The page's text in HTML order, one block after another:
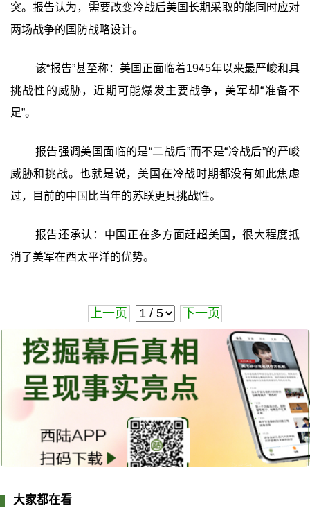
突。报告认为，需要改变冷战后美国长期采取的能同时应对
两场战争的国防战略设计。
该“报告”甚至称：美国正面临着1945年以来最严峻和具
挑战性的威胁，近期可能爆发主要战争，美军却“准备不
足”。
报告强调美国面临的是“二战后”而不是“冷战后”的严峻
威胁和挑战。也就是说，美国在冷战时期都没有如此焦虑
过，目前的中国比当年的苏联更具挑战性。
报告还承认：中国正在多方面赶超美国，很大程度抵
消了美军在西太平洋的优势。
上一页 下一页
大家都在看